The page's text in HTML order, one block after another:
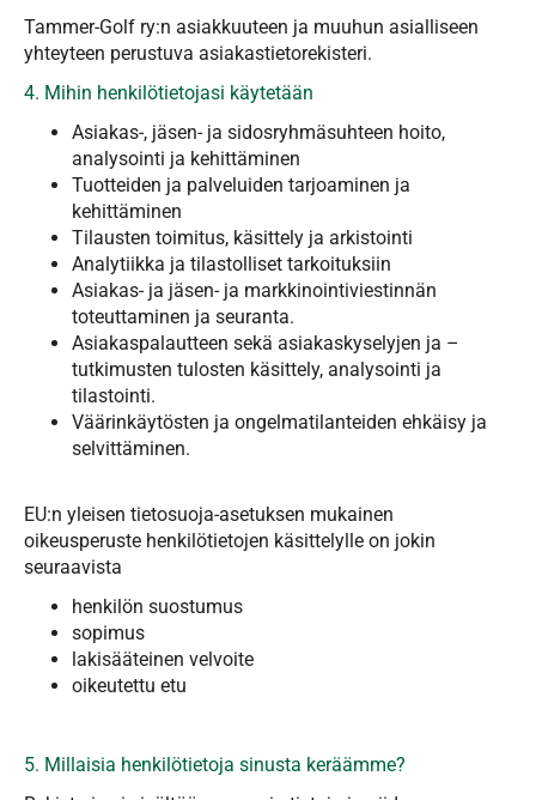
Tammer-Golf ry:n asiakkuuteen ja muuhun asialliseen
yhteyteen perustuva asiakastietorekisteri.
4. Mihin henkilötietojasi käytetään
Asiakas-, jäsen- ja sidosryhmäsuhteen hoito,
analysointi ja kehittäminen
Tuotteiden ja palveluiden tarjoaminen ja
kehittäminen
Tilausten toimitus, käsittely ja arkistointi
Analytiikka ja tilastolliset tarkoituksiin
Asiakas- ja jäsen- ja markkinointiviestinnän
toteuttaminen ja seuranta.
Asiakaspalautteen sekä asiakaskyselyjen ja –
tutkimusten tulosten käsittely, analysointi ja
tilastointi.
Väärinkäytösten ja ongelmatilanteiden ehkäisy ja
selvittäminen.
EU:n yleisen tietosuoja-asetuksen mukainen
oikeusperuste henkilötietojen käsittelylle on jokin
seuraavista
henkilön suostumus
sopimus
lakisääteinen velvoite
oikeutettu etu
5. Millaisia henkilötietoja sinusta keräämme?